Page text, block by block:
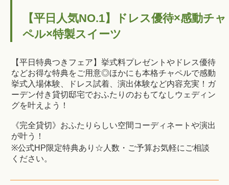
【平日人気NO.1】ドレス優待×感動チャ
ペル×特製スイーツ
【平日特典つきフェア】挙式料プレゼントやドレス優待
などお得な特典をご用意◎ほかにも本格チャペルで感動
挙式入場体験、ドレス試着、演出体験など内容充実！ガ
ーデン付き貸切邸宅でおふたりのおもてなしウェディン
グを叶えよう！
《完全貸切》おふたりらしい空間コーディネートや演出
が叶う！
※公式HP限定特典あり☆人数・ご予算お気軽にご相談
ください。